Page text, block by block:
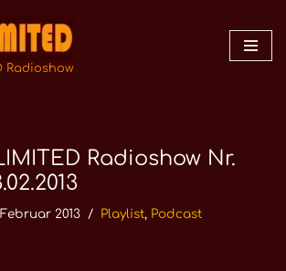
Radioshow
Radioshow Nr.
2013 Playlist, Podcast